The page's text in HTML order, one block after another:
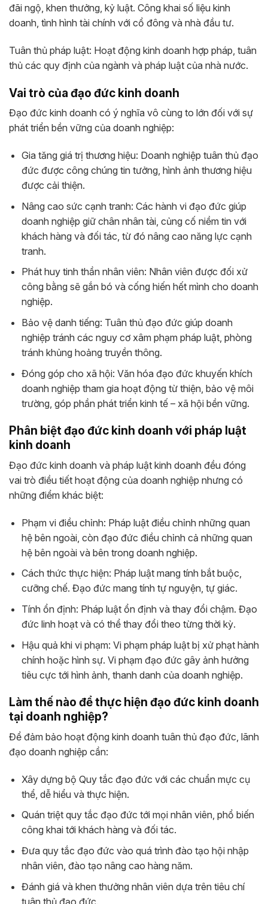
đãi ngộ, khen thưởng, kỷ luật. Công khai số liệu kinh
doanh, tình hình tài chính với cổ đông và nhà đầu tư.
Tuân thủ pháp luật: Hoạt động kinh doanh hợp pháp, tuân
thủ các quy định của ngành và pháp luật của nhà nước.
Vai trò của đạo đức kinh doanh
Đạo đức kinh doanh có ý nghĩa vô cùng to lớn đối với sự
phát triển bền vững của doanh nghiệp:
Gia tăng giá trị thương hiệu: Doanh nghiệp tuân thủ đạo
đức được công chúng tin tưởng, hình ảnh thương hiệu
được cải thiện.
Nâng cao sức cạnh tranh: Các hành vi đạo đức giúp
doanh nghiệp giữ chân nhân tài, củng cố niềm tin với
khách hàng và đối tác, từ đó nâng cao năng lực cạnh
tranh.
Phát huy tinh thần nhân viên: Nhân viên được đối xử
công bằng sẽ gắn bó và cống hiến hết mình cho doanh
nghiệp.
Bảo vệ danh tiếng: Tuân thủ đạo đức giúp doanh
nghiệp tránh các nguy cơ xâm phạm pháp luật, phòng
tránh khủng hoảng truyền thông.
Đóng góp cho xã hội: Văn hóa đạo đức khuyến khích
doanh nghiệp tham gia hoạt động từ thiện, bảo vệ môi
trường, góp phần phát triển kinh tế – xã hội bền vững.
Phân biệt đạo đức kinh doanh với pháp luật
kinh doanh
Đạo đức kinh doanh và pháp luật kinh doanh đều đóng
vai trò điều tiết hoạt động của doanh nghiệp nhưng có
những điểm khác biệt:
Phạm vi điều chỉnh: Pháp luật điều chỉnh những quan
hệ bên ngoài, còn đạo đức điều chỉnh cả những quan
hệ bên ngoài và bên trong doanh nghiệp.
Cách thức thực hiện: Pháp luật mang tính bắt buộc,
cưỡng chế. Đạo đức mang tính tự nguyện, tự giác.
Tính ổn định: Pháp luật ổn định và thay đổi chậm. Đạo
đức linh hoạt và có thể thay đổi theo từng thời kỳ.
Hậu quả khi vi phạm: Vi phạm pháp luật bị xử phạt hành
chính hoặc hình sự. Vi phạm đạo đức gây ảnh hưởng
tiêu cực tới hình ảnh, thanh danh của doanh nghiệp.
Làm thế nào để thực hiện đạo đức kinh doanh
tại doanh nghiệp?
Để đảm bảo hoạt động kinh doanh tuân thủ đạo đức, lãnh
đạo doanh nghiệp cần:
Xây dựng bộ Quy tắc đạo đức với các chuẩn mực cụ
thể, dễ hiểu và thực hiện.
Quán triệt quy tắc đạo đức tới mọi nhân viên, phổ biến
công khai tới khách hàng và đối tác.
Đưa quy tắc đạo đức vào quá trình đào tạo hội nhập
nhân viên, đào tạo nâng cao hàng năm.
Đánh giá và khen thưởng nhân viên dựa trên tiêu chí
tuân thủ đạo đức.